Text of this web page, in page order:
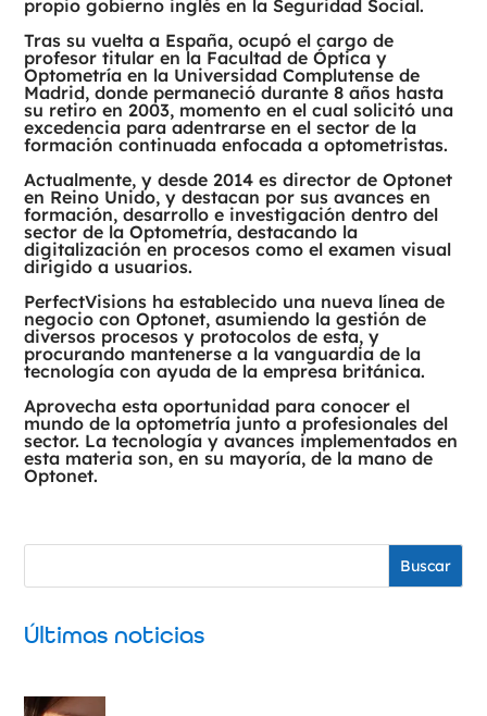
propio gobierno inglés en la Seguridad Social.
Tras su vuelta a España, ocupó el cargo de
profesor titular en la Facultad de Óptica y
Optometría en la Universidad Complutense de
Madrid, donde permaneció durante 8 años hasta
su retiro en 2003, momento en el cual solicitó una
excedencia para adentrarse en el sector de la
formación continuada enfocada a optometristas.
Actualmente, y desde 2014 es director de Optonet
en Reino Unido, y destacan por sus avances en
formación, desarrollo e investigación dentro del
sector de la Optometría, destacando la
digitalización en procesos como el examen visual
dirigido a usuarios.
PerfectVisions ha establecido una nueva línea de
negocio con Optonet, asumiendo la gestión de
diversos procesos y protocolos de esta, y
procurando mantenerse a la vanguardia de la
tecnología con ayuda de la empresa británica.
Aprovecha esta oportunidad para conocer el
mundo de la optometría junto a profesionales del
sector. La tecnología y avances implementados en
esta materia son, en su mayoría, de la mano de
Optonet.
Buscar
Últimas noticias